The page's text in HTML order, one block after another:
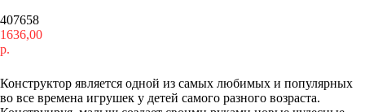
407658
1636,00
р.
Конструктор является одной из самых любимых и популярных
во все времена игрушек у детей самого разного возраста.